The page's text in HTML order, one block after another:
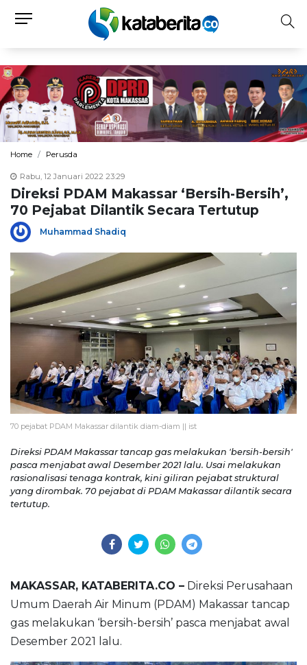
Home Perusda
Rabu, 12 Januari 2022 23:29
Direksi PDAM Makassar ‘Bersih-Bersih’,
70 Pejabat Dilantik Secara Tertutup
Muhammad Shadiq
70 pejabat PDAM Makassar dilantik diam-diam || ist
Direksi PDAM Makassar tancap gas melakukan 'bersih-bersih'
pasca menjabat awal Desember 2021 lalu. Usai melakukan
rasionalisasi tenaga kontrak, kini giliran pejabat struktural
yang dirombak. 70 pejabat di PDAM Makassar dilantik secara
tertutup.
MAKASSAR, KATABERITA.CO – Direksi Perusahaan
Umum Daerah Air Minum (PDAM) Makassar tancap
gas melakukan ‘bersih-bersih’ pasca menjabat awal
Desember 2021 lalu.